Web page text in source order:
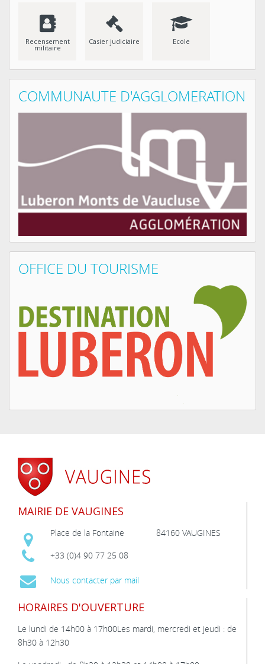
Recensement
militaire
Casier judiciaire Ecole
COMMUNAUTE D'AGGLOMERATION
OFFICE DU TOURISME
MAIRIE DE VAUGINES
Place de la Fontaine
84160 VAUGINES
+33 (0)4 90 77 25 08
Nous contacter par mail
HORAIRES D'OUVERTURE
Le lundi de 14h00 à 17h00Les mardi, mercredi et jeudi : de
8h30 à 12h30